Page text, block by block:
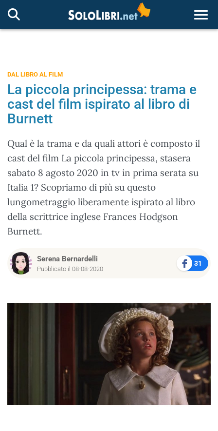
DAL LIBRO AL FILM
La piccola principessa: trama e
cast del film ispirato al libro di
Burnett
Qual è la trama e da quali attori è composto il
cast del film La piccola principessa, stasera
sabato 8 agosto 2020 in tv in prima serata su
Italia 1? Scopriamo di più su questo
lungometraggio liberamente ispirato al libro
della scrittrice inglese Frances Hodgson
Burnett.
Serena Bernardelli
Pubblicato il 08-08-2020
31